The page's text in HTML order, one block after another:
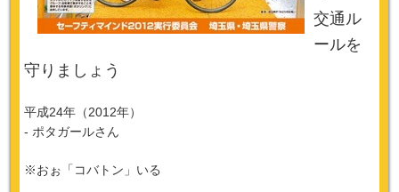
交通ル
ールを
守りましょう
平成24年（2012年）
- ポタガールさん
※おぉ「コバトン」いる